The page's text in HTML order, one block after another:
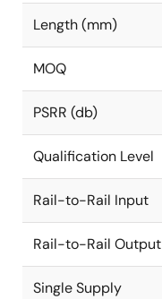
Length (mm)
MOQ
PSRR (db)
Qualification Level
Rail-to-Rail Input
Rail-to-Rail Output
Single Supply